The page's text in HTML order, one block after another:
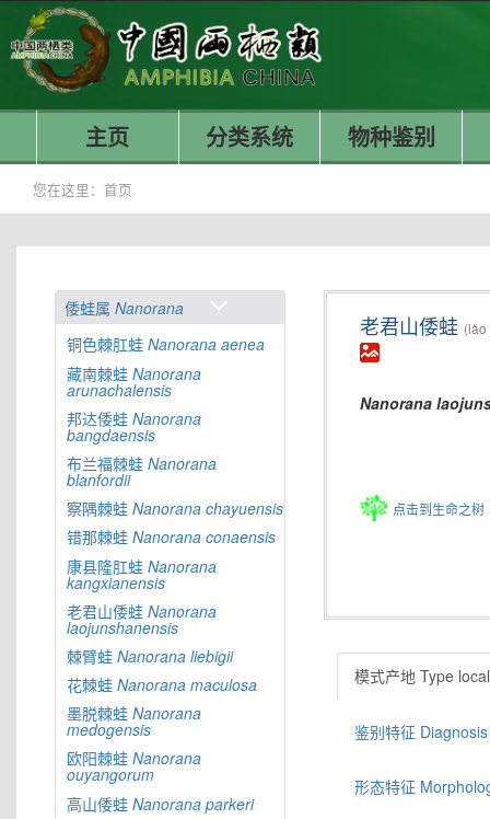
主页 分类系统 物种鉴别
您在这里： 首页
倭蛙属 Nanorana
铜色棘肛蛙 Nanorana aenea
藏南棘蛙 Nanorana
arunachalensis
邦达倭蛙 Nanorana
bangdaensis
布兰福棘蛙 Nanorana
blanfordii
察隅棘蛙 Nanorana chayuensis
错那棘蛙 Nanorana conaensis
康县隆肛蛙 Nanorana
kangxianensis
老君山倭蛙 Nanorana
laojunshanensis
棘臂蛙 Nanorana liebigii
花棘蛙 Nanorana maculosa
墨脱棘蛙 Nanorana
medogensis
欧阳棘蛙 Nanorana
ouyangorum
高山倭蛙 Nanorana parkeri
老君山倭蛙 (lǎo
Nanorana
点击到生命之树
模式产地 Type
鉴别特征 Diagnosis
形态特征